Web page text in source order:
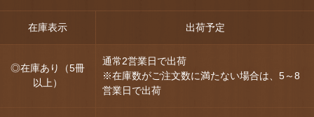
在庫表示 出荷予定
◎在庫あり（5冊
以上）
通常2営業日で出荷
※在庫数がご注文数に満たない場合は、5～8
営業日で出荷